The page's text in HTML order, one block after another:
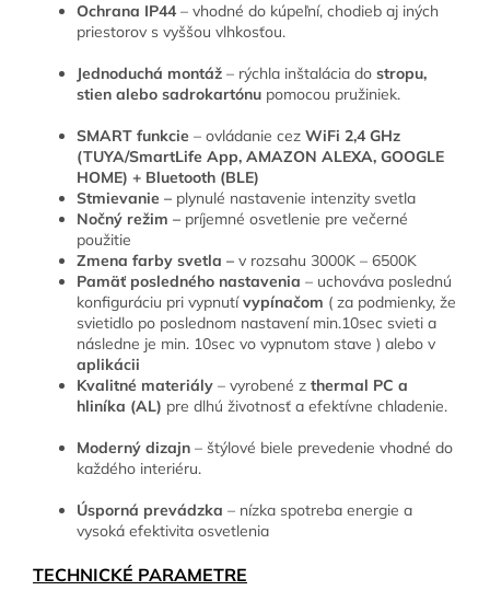
Ochrana IP44– vhodné do kúpeľní, chodieb aj iných
priestorov s vyššou vlhkosťou.
Jednoduchá montáž – rýchla inštalácia do stropu,
stien alebo sadrokartónu pomocou pružiniek.
SMART funkcie – ovládanie cez WiFi 2,4 GHz
(TUYA/SmartLife App, AMAZON ALEXA, GOOGLE
HOME) + Bluetooth (BLE)
Stmievanie – plynulé nastavenie intenzity svetla
Nočný režim – príjemné osvetlenie pre večerné
použitie
Zmena farby svetla – v rozsahu 3000K – 6500K
Pamäť posledného nastavenia – uchováva poslednú
konfiguráciu pri vypnutívypínačom ( za podmienky, že
svietidlo po poslednom nastavení min.10sec svieti a
následne je min. 10sec vo vypnutom stave ) alebo v
aplikácii
Kvalitné materiály – vyrobené z thermal PC a
hliníka (AL) pre dlhú životnosť a efektívne chladenie.
Moderný dizajn – štýlové biele prevedenie vhodné do
každého interiéru.
Úsporná prevádzka – nízka spotreba energie a
vysoká efektivita osvetlenia
TECHNICKÉ PARAMETRE